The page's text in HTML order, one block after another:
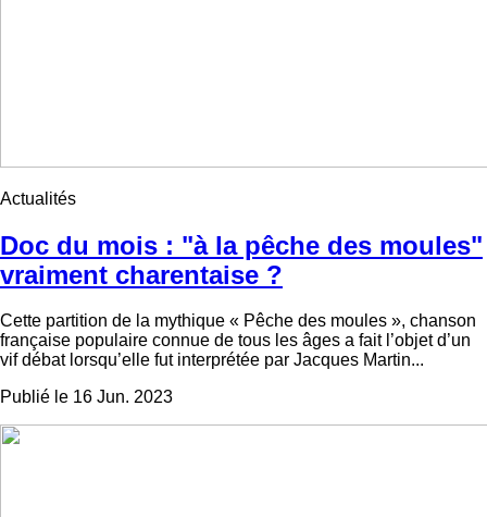
Actualités
Doc du mois : "à la pêche des moules"
vraiment charentaise ?
Cette partition de la mythique « Pêche des moules », chanson
française populaire connue de tous les âges a fait l’objet d’un
vif débat lorsqu’elle fut interprétée par Jacques Martin...
Publié le 16 Jun. 2023